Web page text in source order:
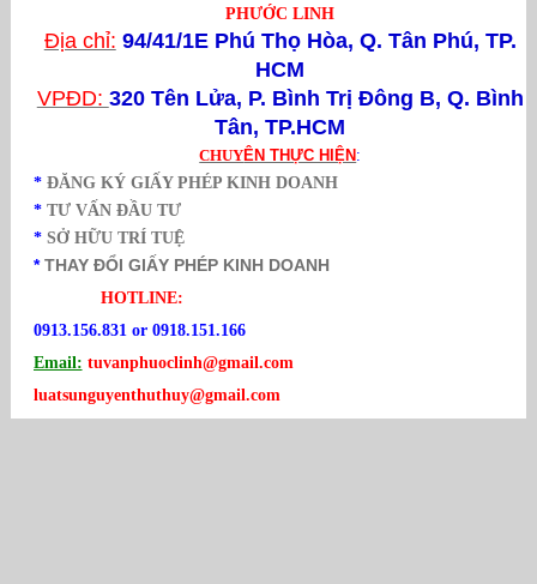
PHƯỚC LINH
Địa chỉ: 94/41/1E Phú Thọ Hòa, Q. Tân Phú, TP.
HCM
VPĐD: 320 Tên Lửa, P. Bình Trị Đông B, Q. Bình
Tân, TP.HCM
CHUYÊN THỰC HIỆN:
* ĐĂNG KÝ GIẤY PHÉP KINH DOANH
* TƯ VẤN ĐẦU TƯ
* SỞ HỮU TRÍ TUỆ
*THAY ĐỔI GIẤY PHÉP KINH DOANH
HOTLINE:
0913.156.831 or 0918.151.166
Email: tuvanphuoclinh@gmail.com
luatsunguyenthuthuy@gmail.com